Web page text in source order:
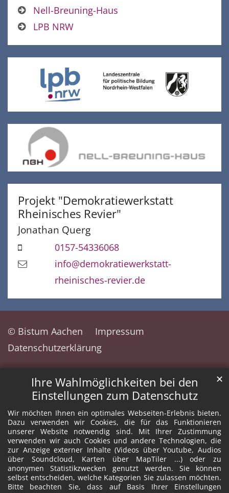
Ihre Wahlmöglichkeiten bei den
Einstellungen zum Datenschutz
Wir möchten Ihnen ein optimales Webseiten-Erlebnis bieten.
Dazu verwenden wir Cookies, die für das Funktionieren
unserer Website notwendig sind. Mit Ihrer Zustimmung
verwenden wir auch Cookies und andere Technologien, die
zur Anzeige externer Inhalte (Videos über Youtube, Audios
über Soundcloud, Karten über MapTiler ...) oder zu
anonymen Statistikzwecken genutzt werden. Sie können
selbst entscheiden, welche Kategorien Sie zulassen möchten.
Bitte beachten Sie, dass auf Basis Ihrer Einstellungen
✕
Nell-Breuning-Haus
LPB NRW
Projekt "Demokratiewerkstatt
Rheinisches Revier"
Jonathan Querg
0157-54336068
info@demokratiewerkstatt-
rheinisches-revier.de
© Bistum Aachen
Impressum
Datenschutzerklärung